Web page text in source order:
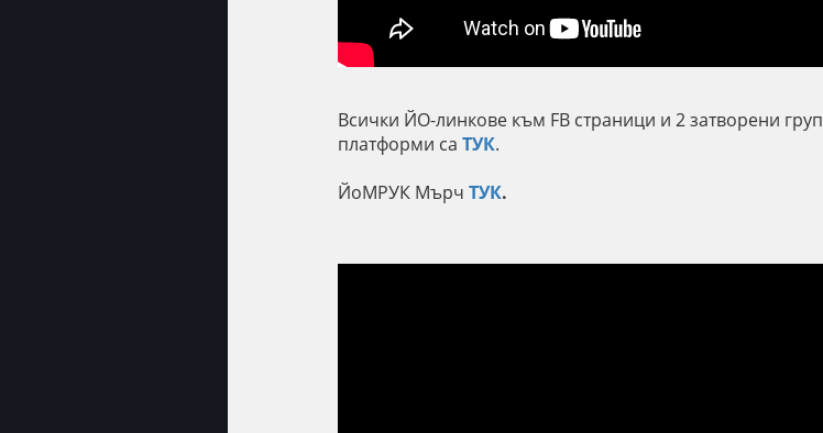
Всички ЙО-линкове към FB страници и 2 затворени
платформи са ТУК.
ЙоМРУК Мърч ТУК.